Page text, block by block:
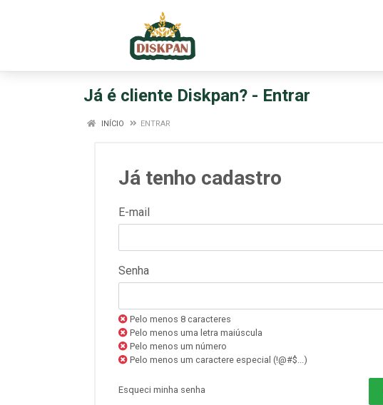
Já é cliente Diskpan? - Entrar
INÍCIO ENTRAR
Já tenho cadastro
E-mail
Senha
Pelo menos 8 caracteres
Pelo menos uma letra maiúscula
Pelo menos um número
Pelo menos um caractere especial (!@#$...)
Esqueci minha senha